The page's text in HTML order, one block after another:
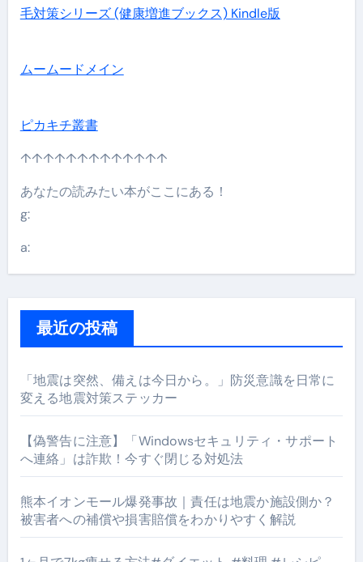
毛対策シリーズ (健康増進ブックス) Kindle版
ムームードメイン
ピカキチ叢書
↑↑↑↑↑↑↑↑↑↑↑↑↑
あなたの読みたい本がここにある！
g:
a:
最近の投稿
「地震は突然、備えは今日から。」防災意識を日常に
変える地震対策ステッカー
【偽警告に注意】「Windowsセキュリティ・サポート
へ連絡」は詐欺！今すぐ閉じる対処法
熊本イオンモール爆発事故｜責任は地震か施設側か？
被害者への補償や損害賠償をわかりやすく解説